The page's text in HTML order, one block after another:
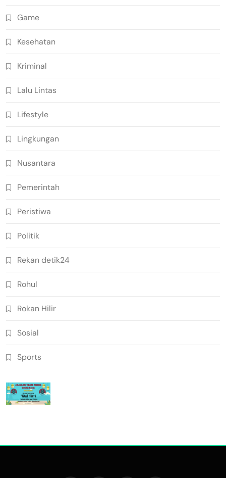
Game
Kesehatan
Kriminal
Lalu Lintas
Lifestyle
Lingkungan
Nusantara
Pemerintah
Peristiwa
Politik
Rekan detik24
Rohul
Rokan Hilir
Sosial
Sports